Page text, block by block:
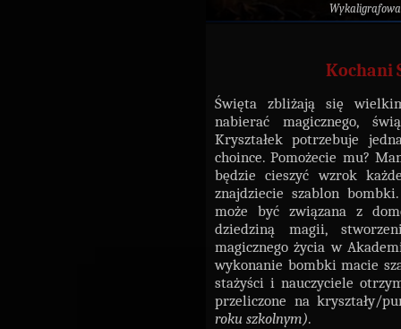
Kochani
Święta zbliżają się
nabierać magicznego,
Kryształek potrzebuje
choince. Pomożecie mu?
będzie cieszyć wzrok
znajdziecie szablon
może być związana z
dziedziną magii,
magicznego życia w
wykonanie bombki macie
stażyści i nauczyciele
przeliczone na kryształy/
roku szkolnym).